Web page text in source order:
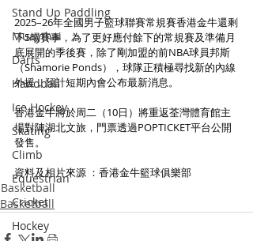
Stand Up Paddling
Muaythai
Darts
Handball
Ice Hockey
Skating
Climb
Equestrian
Cricket
Hockey
2025–26年全國男子籃球聯賽常規賽香港金牛還剩
下5場賽事，為了更好應付餘下的常規賽及準備月
底展開的季後賽，除了剛加盟的前NBA球員邦斯
（Shamorie Ponds），球隊正積極尋找新的內線
外援，預計短期內會公布最新消息。
香港金牛將於周二（10日）將重返荃灣體育館主
場對陣湖北文旅，門票透過POPTICKET平台公開
發售。
資料及相片來源 ：香港金牛籃球俱樂部
Basketball
Basketball